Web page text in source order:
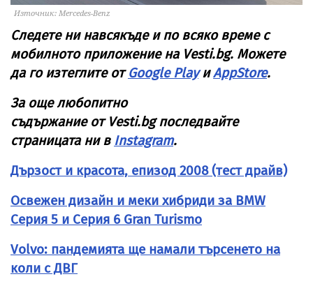
Източник: Mercedes-Benz
Следете ни навсякъде и по всяко време с
мобилното приложение на Vesti.bg. Можете
да го изтеглите от Google Play и AppStore.
За още любопитно
съдържание от Vesti.bg последвайте
страницата ни в Instagram.
Дързост и красота, епизод 2008 (тест драйв)
Освежен дизайн и меки хибриди за BMW
Серия 5 и Серия 6 Gran Turismo
Volvo: пандемията ще намали търсенето на
коли с ДВГ